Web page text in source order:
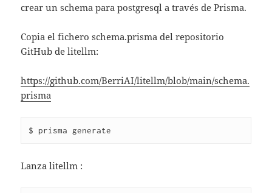
crear un schema para postgresql a través de Prisma.
Copia el fichero schema.prisma del repositorio
GitHub de litellm:
https://github.com/BerriAI/litellm/blob/main/schema.
prisma
$ prisma generate
Lanza litellm :